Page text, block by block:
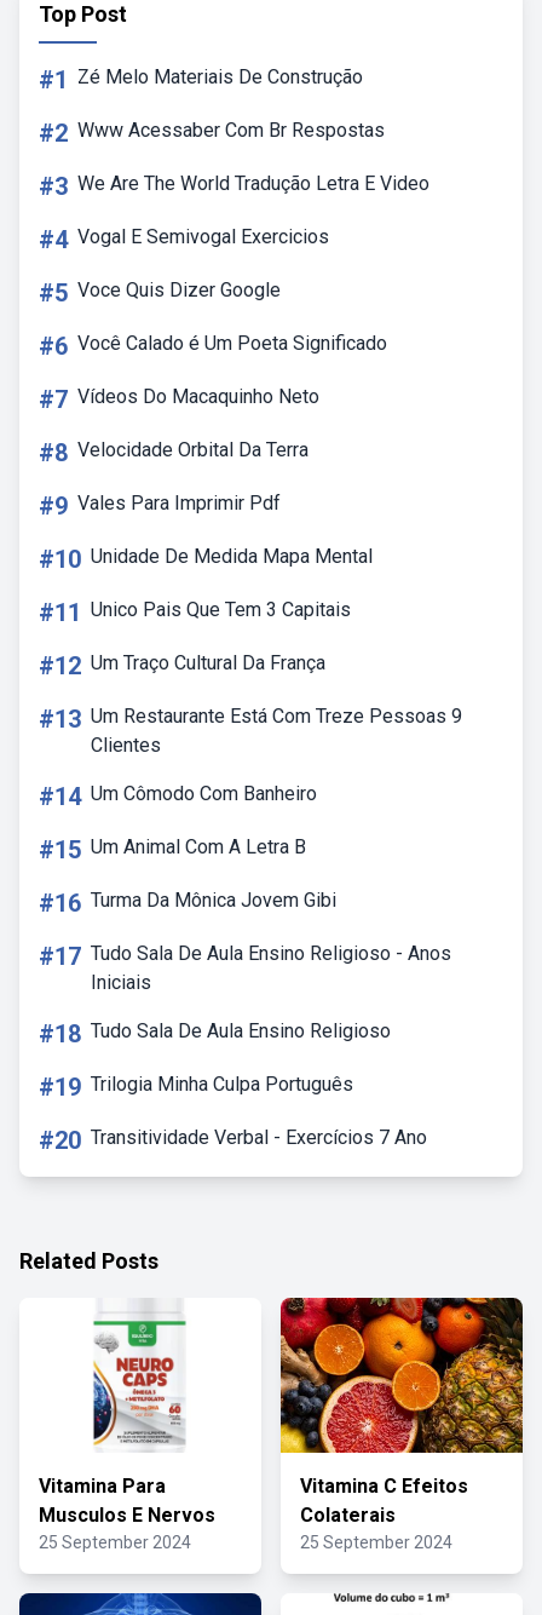
Top Post
#1 Zé Melo Materiais De Construção
#2 Www Acessaber Com Br Respostas
#3 We Are The World Tradução Letra E Video
#4 Vogal E Semivogal Exercicios
#5 Voce Quis Dizer Google
#6 Você Calado é Um Poeta Significado
#7 Vídeos Do Macaquinho Neto
#8 Velocidade Orbital Da Terra
#9 Vales Para Imprimir Pdf
#10 Unidade De Medida Mapa Mental
#11 Unico Pais Que Tem 3 Capitais
#12 Um Traço Cultural Da França
#13 Um Restaurante Está Com Treze Pessoas 9
Clientes
#14 Um Cômodo Com Banheiro
#15 Um Animal Com A Letra B
#16 Turma Da Mônica Jovem Gibi
#17 Tudo Sala De Aula Ensino Religioso - Anos
Iniciais
#18 Tudo Sala De Aula Ensino Religioso
#19 Trilogia Minha Culpa Português
#20 Transitividade Verbal - Exercícios 7 Ano
Related Posts
Vitamina Para
Musculos E Nervos
25 September 2024
Vitamina C Efeitos
Colaterais
25 September 2024